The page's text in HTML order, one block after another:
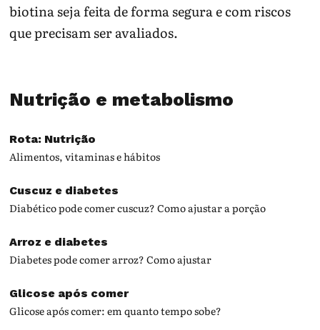
biotina seja feita de forma segura e com riscos
que precisam ser avaliados.
Nutrição e metabolismo
Rota: Nutrição
Alimentos, vitaminas e hábitos
Cuscuz e diabetes
Diabético pode comer cuscuz? Como ajustar a porção
Arroz e diabetes
Diabetes pode comer arroz? Como ajustar
Glicose após comer
Glicose após comer: em quanto tempo sobe?